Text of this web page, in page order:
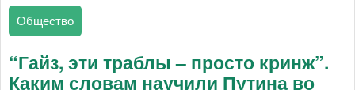
Общество
“Гайз, эти траблы – просто кринж”.
Каким словам научили Путина во